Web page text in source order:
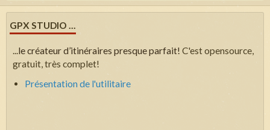
GPX STUDIO ...
...le créateur d’itinéraires presque parfait! C'est opensource,
gratuit, très complet!
Présentation de l'utilitaire